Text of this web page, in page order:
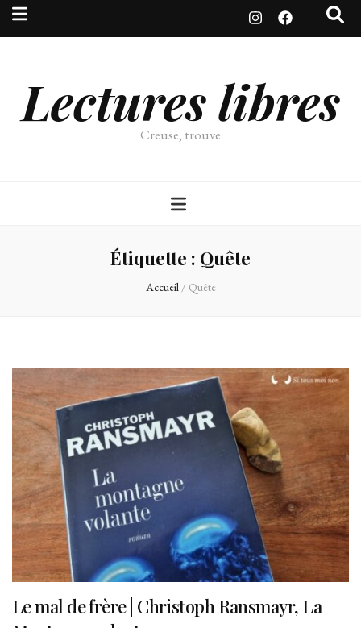
Lectures libres
Creuse, trouve
Étiquette : Quête
Accueil / Quête
Le mal de frère | Christoph Ransmayr, La